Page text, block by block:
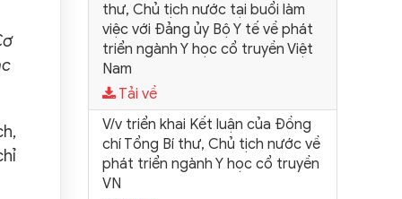
thư, Chủ tịch nước tại buổi làm
việc với Đảng ủy Bộ Y tế về phát
triển ngành Y học cổ truyền Việt
Nam
Tải về
V/v triển khai Kết luận của Đồng
chí Tổng Bí thư, Chủ tịch nước về
phát triển ngành Y học cổ truyền
VN